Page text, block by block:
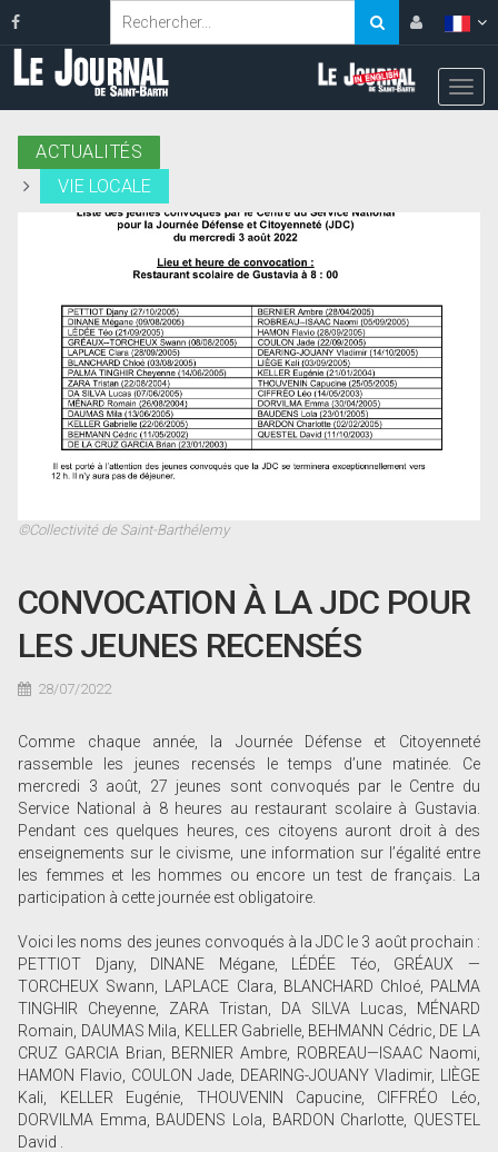
ACTUALITÉS
VIE LOCALE
©Collectivité de Saint-Barthélemy
CONVOCATION À LA JDC POUR
LES JEUNES RECENSÉS
28/07/2022
Comme chaque année, la Journée Défense et Citoyenneté
rassemble les jeunes recensés le temps d’une matinée. Ce
mercredi 3 août, 27 jeunes sont convoqués par le Centre du
Service National à 8 heures au restaurant scolaire à Gustavia.
Pendant ces quelques heures, ces citoyens auront droit à des
enseignements sur le civisme, une information sur l’égalité entre
les femmes et les hommes ou encore un test de français. La
participation à cette journée est obligatoire.
Voici les noms des jeunes convoqués à la JDC le 3 août prochain :
PETTIOT Djany, DINANE Mégane, LÉDÉE Téo, GRÉAUX —
TORCHEUX Swann, LAPLACE Clara, BLANCHARD Chloé, PALMA
TINGHIR Cheyenne, ZARA Tristan, DA SILVA Lucas, MÉNARD
Romain, DAUMAS Mila, KELLER Gabrielle, BEHMANN Cédric, DE LA
CRUZ GARCIA Brian, BERNIER Ambre, ROBREAU—ISAAC Naomi,
HAMON Flavio, COULON Jade, DEARING-JOUANY Vladimir, LIÈGE
Kali, KELLER Eugénie, THOUVENIN Capucine, CIFFRÉO Léo,
DORVILMA Emma, BAUDENS Lola, BARDON Charlotte, QUESTEL
David .